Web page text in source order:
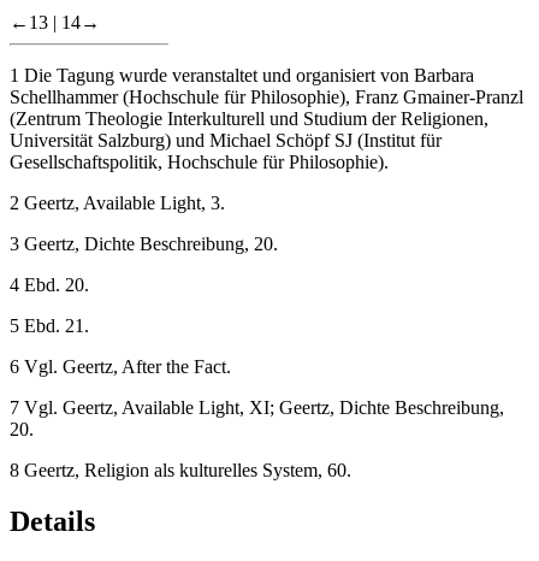
←13 | 14→
1 Die Tagung wurde veranstaltet und organisiert von Barbara
Schellhammer (Hochschule für Philosophie), Franz Gmainer-Pranzl
(Zentrum Theologie Interkulturell und Studium der Religionen,
Universität Salzburg) und Michael Schöpf SJ (Institut für
Gesellschaftspolitik, Hochschule für Philosophie).
2 Geertz, Available Light, 3.
3 Geertz, Dichte Beschreibung, 20.
4 Ebd. 20.
5 Ebd. 21.
6 Vgl. Geertz, After the Fact.
7 Vgl. Geertz, Available Light, XI; Geertz, Dichte Beschreibung,
20.
8 Geertz, Religion als kulturelles System, 60.
Details